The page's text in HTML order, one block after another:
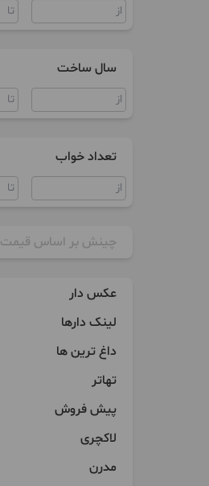
سال ساخت
تعداد خواب
چینش بر اساس قیمت
عکس دار
لینک دارها
داغ ترین ها
تهاتر
پیش فروش
لاکچری
مدرن